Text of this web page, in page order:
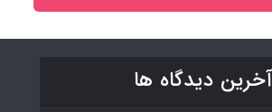
آخرین دیدگاه ها